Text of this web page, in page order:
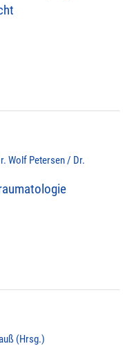
Wolf Petersen / Dr.
(Hrsg.)